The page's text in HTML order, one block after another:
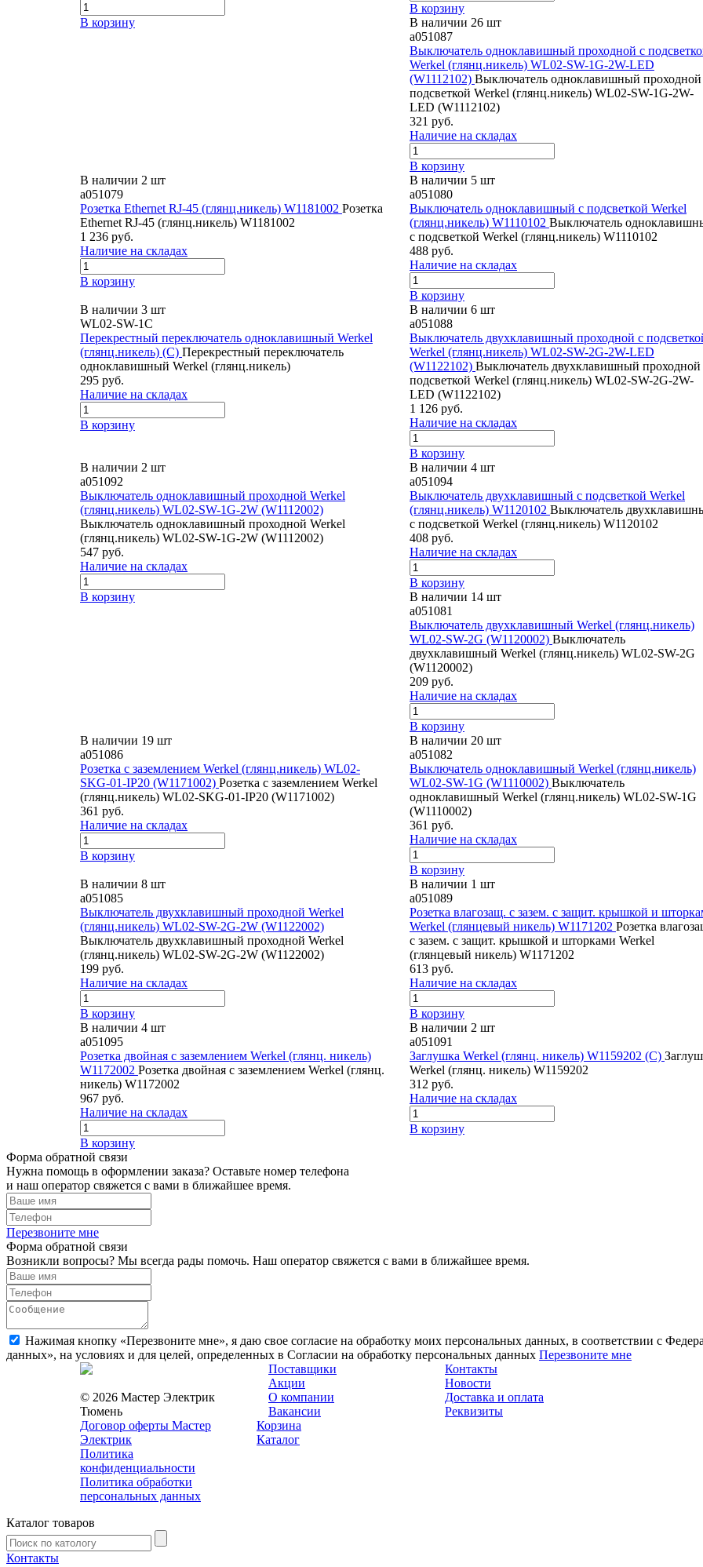
В корзину
В корзину
В наличии 26 шт
a051087
Выключатель одноклавишный проходной с
Werkel (глянц.никель) WL02-SW-1G-2W-LED
(W1112102) Выключатель одноклавишный проходной
подсветкой Werkel (глянц.никель) WL02-SW-1G-2W-
LED (W1112102)
321 руб.
Наличие на складах
В корзину
В наличии 2 шт
a051079
Розетка Ethernet RJ-45 (глянц.никель) W1181002 Розетка
Ethernet RJ-45 (глянц.никель) W1181002
1 236 руб.
Наличие на складах
В корзину
В наличии 5 шт
a051080
Выключатель одноклавишный с подсветкой Werkel
(глянц.никель) W1110102 Выключатель
с подсветкой Werkel (глянц.никель) W1110102
488 руб.
Наличие на складах
В корзину
В наличии 3 шт
WL02-SW-1С
Перекрестный переключатель одноклавишный Werkel
(глянц.никель) (С) Перекрестный переключатель
одноклавишный Werkel (глянц.никель)
295 руб.
Наличие на складах
В корзину
В наличии 6 шт
a051088
Выключатель двухклавишный проходной с
Werkel (глянц.никель) WL02-SW-2G-2W-LED
(W1122102) Выключатель двухклавишный проходной
подсветкой Werkel (глянц.никель) WL02-SW-2G-2W-
LED (W1122102)
1 126 руб.
Наличие на складах
В корзину
В наличии 2 шт
a051092
Выключатель одноклавишный проходной Werkel
(глянц.никель) WL02-SW-1G-2W (W1112002)
Выключатель одноклавишный проходной Werkel
(глянц.никель) WL02-SW-1G-2W (W1112002)
547 руб.
Наличие на складах
В корзину
В наличии 4 шт
a051094
Выключатель двухклавишный с подсветкой Werkel
(глянц.никель) W1120102 Выключатель
с подсветкой Werkel (глянц.никель) W1120102
408 руб.
Наличие на складах
В корзину
В наличии 14 шт
a051081
Выключатель двухклавишный Werkel (глянц.никель)
WL02-SW-2G (W1120002) Выключатель
двухклавишный Werkel (глянц.никель) WL02-SW-2G
(W1120002)
209 руб.
Наличие на складах
В корзину
В наличии 19 шт
a051086
Розетка с заземлением Werkel (глянц.никель) WL02-
SKG-01-IP20 (W1171002) Розетка с заземлением Werkel
(глянц.никель) WL02-SKG-01-IP20 (W1171002)
361 руб.
Наличие на складах
В корзину
В наличии 20 шт
a051082
Выключатель одноклавишный Werkel (глянц.никель)
WL02-SW-1G (W1110002) Выключатель
одноклавишный Werkel (глянц.никель) WL02-SW-1G
(W1110002)
361 руб.
Наличие на складах
В корзину
В наличии 8 шт
a051085
Выключатель двухклавишный проходной Werkel
(глянц.никель) WL02-SW-2G-2W (W1122002)
Выключатель двухклавишный проходной Werkel
(глянц.никель) WL02-SW-2G-2W (W1122002)
199 руб.
Наличие на складах
В корзину
В наличии 1 шт
a051089
Розетка влагозащ. с зазем. с защит. крышкой и
Werkel (глянцевый никель) W1171202 Розетка
с зазем. с защит. крышкой и шторками Werkel
(глянцевый никель) W1171202
613 руб.
Наличие на складах
В корзину
В наличии 4 шт
a051095
Розетка двойная с заземлением Werkel (глянц. никель)
W1172002 Розетка двойная с заземлением Werkel (глянц.
никель) W1172002
967 руб.
Наличие на складах
В корзину
В наличии 2 шт
a051091
Заглушка Werkel (глянц. никель) W1159202 (С)
Werkel (глянц. никель) W1159202
312 руб.
Наличие на складах
В корзину
Форма обратной связи
Нужна помощь в оформлении заказа? Оставьте номер телефона
и наш оператор свяжется с вами в ближайшее время.
Перезвоните мне
Форма обратной связи
Возникли вопросы? Мы всегда рады помочь. Наш оператор свяжется с вами в ближайшее время.
Нажимая кнопку «Перезвоните мне», я даю свое согласие на обработку моих персональных данных, в соответствии с
данных», на условиях и для целей, определенных в Согласии на обработку персональных данных Перезвоните мне
© 2026 Мастер Электрик
Тюмень
Договор оферты Мастер
Электрик
Политика
конфиденциальности
Политика обработки
персональных данных
Поставщики
Контакты
Акции
Новости
О компании
Доставка и оплата
Вакансии
Реквизиты
Корзина
Каталог
Каталог товаров
Контакты